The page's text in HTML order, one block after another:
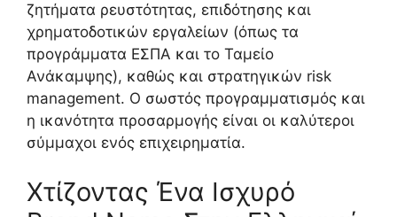
ζητήματα ρευστότητας, επιδότησης και
χρηματοδοτικών εργαλείων (όπως τα
προγράμματα ΕΣΠΑ και το Ταμείο
Ανάκαμψης), καθώς και στρατηγικών risk
management. Ο σωστός προγραμματισμός και
η ικανότητα προσαρμογής είναι οι καλύτεροι
σύμμαχοι ενός επιχειρηματία.
Χτίζοντας Ένα Ισχυρό